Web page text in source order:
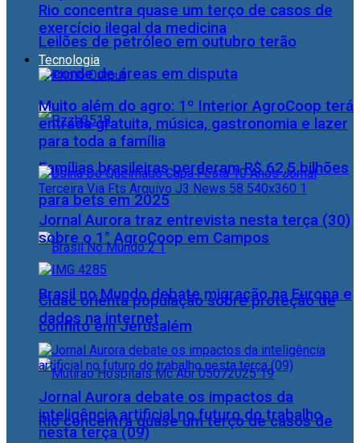
Leilões de petróleo em outubro terão
recorde de áreas em disputa
Famílias brasileiras perderam R$ 62,5 bilhões
para bets em 2025
Brasil no Mundo debate migração na Europa e
conflito em Jerusalém
Rio concentra quase um terço de casos de
Rio concentra quase um terço de casos de
exercício ilegal da medicina
Tecnologia
Muito além do agro: 1º Interior AgroCoop terá
entrada gratuita, música, gastronomia e lazer
para toda a família
Jornal Aurora traz entrevista nesta terça (30)
sobre o 1° AgroCoop em Campos
Cidac orienta população sobre proteção de
dados na internet
Jornal Aurora debate os impactos da
inteligência artificial no futuro do trabalho
nesta terça (09)